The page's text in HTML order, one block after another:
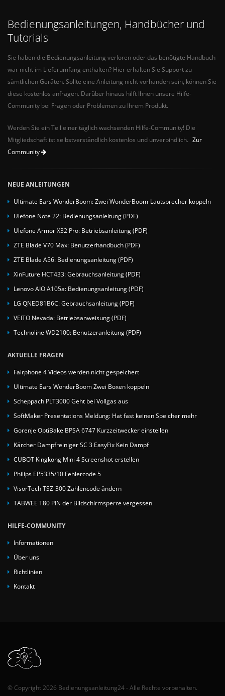
Bedienungsanleitungen, Handbücher und
Tutorials
Sie haben die Bedienungsanleitung verloren oder das benötigte Handbuch
war nicht im Lieferumfang enthalten? Hier erhalten Sie Support zu
sämtlichen Geräten. Sollte eine Anleitung nicht vorhanden sein, können Sie
diese kostenlos anfragen. Darüber hinaus hilft Ihnen unsere Hilfe-
Community bei Fragen oder Problemen zu Ihrem Produkt.
Werden Sie ein Teil einer täglich wachsenden Hilfe-Community! Die
Mitgliedschaft ist selbstverständlich kostenlos und unverbindlich. Zur
Community
NEUE ANLEITUNGEN
Ultimate Ears WonderBoom: Zwei WonderBoom-Lautsprecher koppeln
Ulefone Note 22: Bedienungsanleitung (PDF)
Ulefone Armor X32 Pro: Betriebsanleitung (PDF)
ZTE Blade V70 Max: Benutzerhandbuch (PDF)
ZTE Blade A56: Bedienungsanleitung (PDF)
XinFuture HCT433: Gebrauchsanleitung (PDF)
Lenovo AIO A105a: Bedienungsanleitung (PDF)
LG QNED81B6C: Gebrauchsanleitung (PDF)
VEITO Nevada: Betriebsanweisung (PDF)
Technoline WD2100: Benutzeranleitung (PDF)
AKTUELLE FRAGEN
Fairphone 4 Videos werden nicht gespeichert
Ultimate Ears WonderBoom Zwei Boxen koppeln
Scheppach PLT3000 Geht bei Vollgas aus
SoftMaker Presentations Meldung: Hat fast keinen Speicher mehr
Gorenje OptiBake BPSA 6747 Kurzzeitwecker einstellen
Kärcher Dampfreiniger SC 3 EasyFix Kein Dampf
CUBOT Kingkong Mini 4 Screenshot erstellen
Philips EP5335/10 Fehlercode 5
VisorTech TSZ-300 Zahlencode ändern
TABWEE T80 PIN der Bildschirmsperre vergessen
HILFE-COMMUNITY
Informationen
Über uns
Richtlinien
Kontakt
© Copyright 2026 Bedienungsanleitung24 - Alle Rechte vorbehalten.